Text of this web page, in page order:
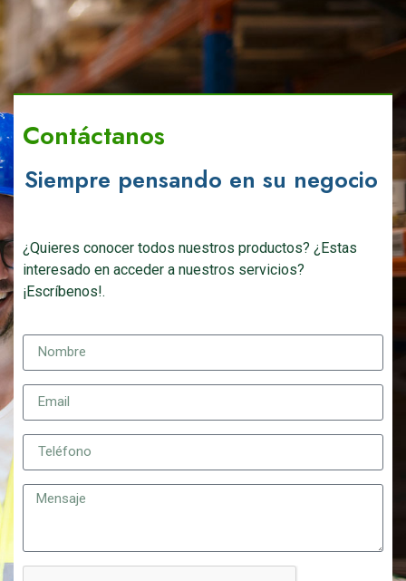
Contáctanos
Siempre pensando en su negocio
¿Quieres conocer todos nuestros productos? ¿Estas
interesado en acceder a nuestros servicios?
¡Escríbenos!.